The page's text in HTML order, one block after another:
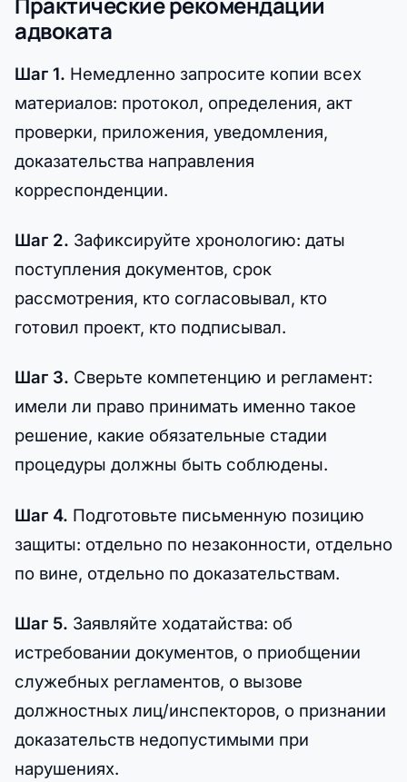
адвоката
Шаг 1. Немедленно запросите копии всех
материалов: протокол, определения, акт
проверки, приложения, уведомления,
доказательства направления
корреспонденции.
Шаг 2. Зафиксируйте хронологию: даты
поступления документов, срок
рассмотрения, кто согласовывал, кто
готовил проект, кто подписывал.
Шаг 3. Сверьте компетенцию и регламент:
имели ли право принимать именно такое
решение, какие обязательные стадии
процедуры должны быть соблюдены.
Шаг 4. Подготовьте письменную позицию
защиты: отдельно по незаконности, отдельно
по вине, отдельно по доказательствам.
Шаг 5. Заявляйте ходатайства: об
истребовании документов, о приобщении
служебных регламентов, о вызове
должностных лиц/инспекторов, о признании
доказательств недопустимыми при
нарушениях.